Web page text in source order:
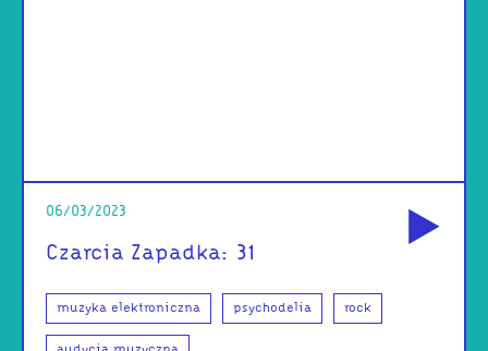
06/03/2023
Czarcia Zapadka: 31
muzyka elektroniczna psychodelia rock